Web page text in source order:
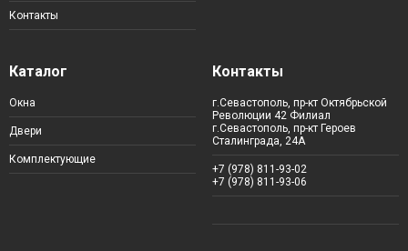
Контакты
Каталог
Окна
Двери
Комплектующие
Контакты
г.Севастополь, пр-кт Октябрьской
Революции 42 Филиал
г.Севастополь, пр-кт Героев
Сталинграда, 24А
+7 (978) 811-93-02
+7 (978) 811-93-06